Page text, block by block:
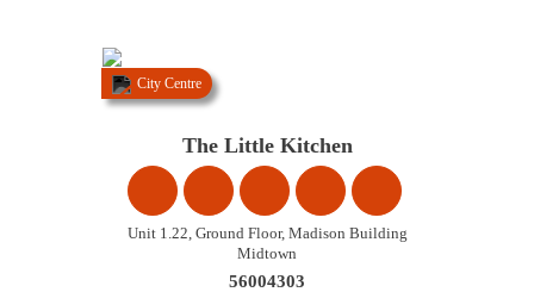
City Centre
The Little Kitchen
Unit 1.22, Ground Floor, Madison Building
Midtown
56004303